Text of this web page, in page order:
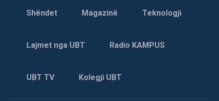
Shëndet Magazinë Teknologji
Lajmet nga UBT Radio KAMPUS
UBT TV Kolegji UBT